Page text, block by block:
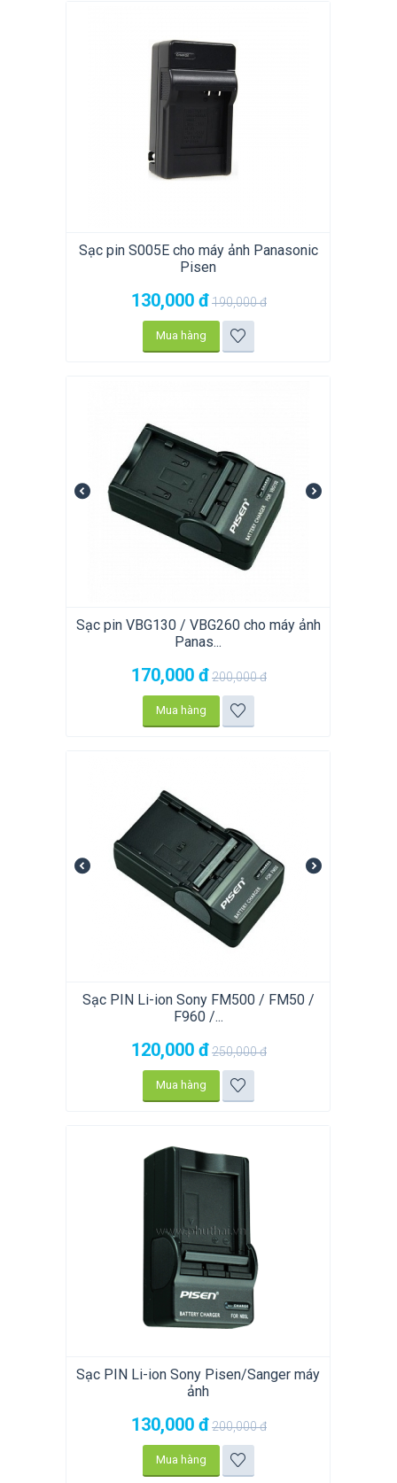
Sạc pin S005E cho máy ảnh Panasonic
Pisen
130,000 đ190,000đ
Mua hàng
Sạc pin VBG130 / VBG260 cho máy ảnh
Panas...
170,000 đ200,000đ
Mua hàng
Sạc PIN Li-ion Sony FM500 / FM50 /
F960 /...
120,000 đ250,000đ
Mua hàng
Sạc PIN Li-ion Sony Pisen/Sanger máy
ảnh
130,000 đ200,000đ
Mua hàng